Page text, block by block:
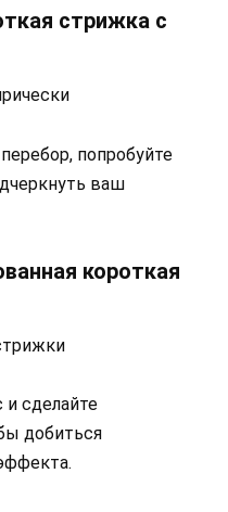
стрижка с
попробуйте
ваш
короткая
и сделайте
добиться